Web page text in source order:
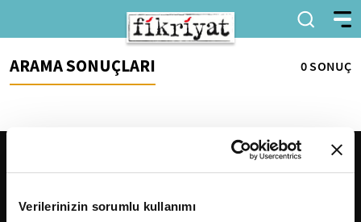
Verilerinizin sorumlu kullanımı
ARAMA SONUÇLARI 0 SONUÇ